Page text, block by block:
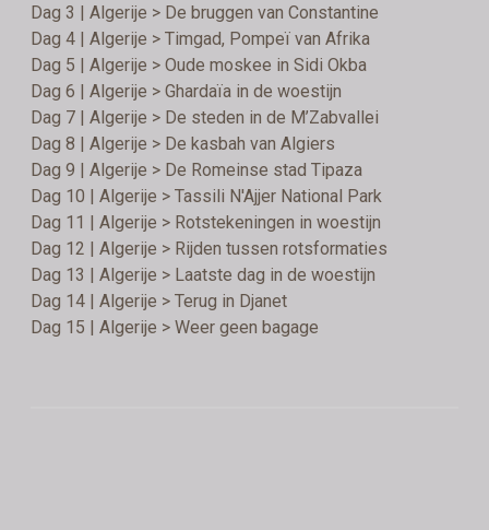
Dag 3 | Algerije > De bruggen van Constantine
Dag 4 | Algerije > Timgad, Pompeï van Afrika
Dag 5 | Algerije > Oude moskee in Sidi Okba
Dag 6 | Algerije > Ghardaïa in de woestijn
Dag 7 | Algerije > De steden in de M’Zabvallei
Dag 8 | Algerije > De kasbah van Algiers
Dag 9 | Algerije > De Romeinse stad Tipaza
Dag 10 | Algerije > Tassili N'Ajjer National Park
Dag 11 | Algerije > Rotstekeningen in woestijn
Dag 12 | Algerije > Rijden tussen rotsformaties
Dag 13 | Algerije > Laatste dag in de woestijn
Dag 14 | Algerije > Terug in Djanet
Dag 15 | Algerije > Weer geen bagage